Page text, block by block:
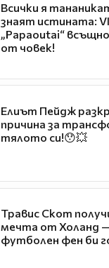
Всички я
знаят истината:
„Papaoutai“
от човек!
Елиът Пейдж
причина за
тялото си!😯💥
Травис Скот
мечта от Холанд —
футболен фен би